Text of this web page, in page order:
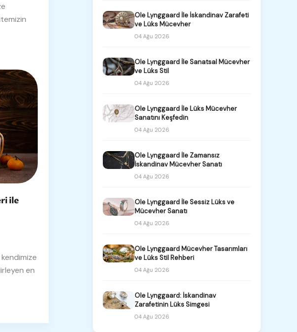
ile
en
Ole Lynggaard İle İskandinav Zarafeti
ve Lüks Mücevher
04 Ağu 2026
Ole Lynggaard İle Sanatsal Mücevher
ve Lüks Stil
04 Ağu 2026
Ole Lynggaard İle Lüks Mücevher
Sanatını Keşfedin
04 Ağu 2026
Ole Lynggaard İle Zamansız
İskandinav Mücevher Sanatı
04 Ağu 2026
Ole Lynggaard İle Sessiz Lüks ve
Mücevher Sanatı
04 Ağu 2026
Ole Lynggaard Mücevher Tasarımları
ve Lüks Stil Rehberi
04 Ağu 2026
Ole Lynggaard: İskandinav
Zarafetinin Lüks Simgesi
04 Ağu 2026